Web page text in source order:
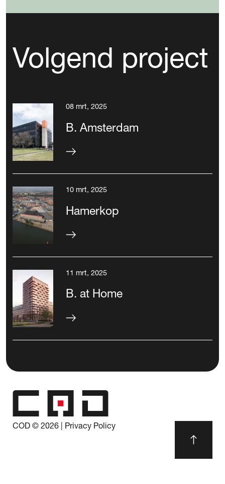
Volgend project
B. Amsterdam
08 mrt, 2025
Hamerkop
10 mrt, 2025
B. at Home
11 mrt, 2025
COD © 2026 Privacy Policy